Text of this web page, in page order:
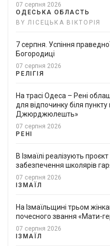
07 серпня 2026
ОДЕСЬКА ОБЛАСТЬ
BY ЛІСЕЦЬКА ВІКТОРІЯ
7 серпня. Успіння
Богородиці
07 серпня 2026
РЕЛІГІЯ
На трасі Одеса – Рені
для відпочинку біля пункту
Джюрджюлешть»
07 серпня 2026
РЕНІ
В Ізмаїлі реалізують
забезпечення школярів
07 серпня 2026
ІЗМАЇЛ
На Ізмаїльщині трьом
почесного звання «Мати-
07 серпня 2026
ІЗМАЇЛ